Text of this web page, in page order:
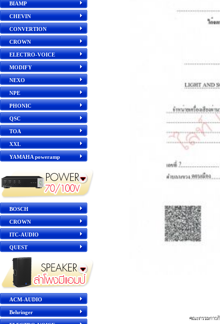
BIAMP
CHEVIN
CONVERTION
CROWN
ELECTRO-VOICE
MODIFY
NEXO
NPE
PHONIC
QSC
TOA
XXL
YAMAHA poweramp
BOSCH
CROWN
ITC-AUDIO
QUEST
ACM-AUDIO
Behringer